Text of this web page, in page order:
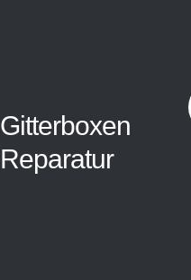
Gitterboxen
Reparatur